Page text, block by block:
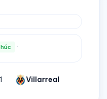
·
Villarreal